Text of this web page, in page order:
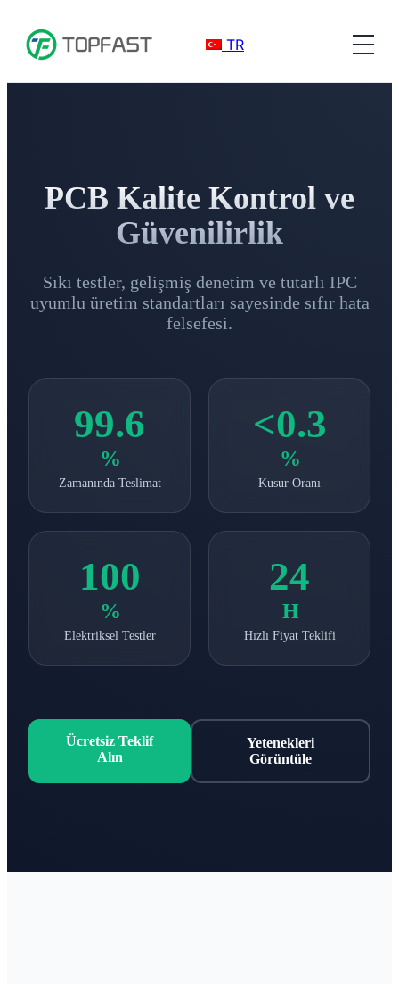
TR
PCB Kalite Kontrol ve
Güvenilirlik
Sıkı testler, gelişmiş denetim ve tutarlı IPC
uyumlu üretim standartları sayesinde sıfır hata
felsefesi.
99.6
%
Zamanında Teslimat
<0.3
%
Kusur Oranı
100
%
Elektriksel Testler
24
H
Hızlı Fiyat Teklifi
Ücretsiz Teklif
Alın
Yetenekleri
Görüntüle